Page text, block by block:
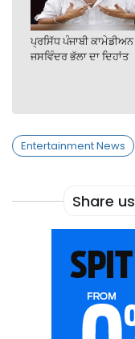
ਪ੍ਰਸਿੱਧ ਪੰਜਾਬੀ ਕਾਮੇਡੀਅਨ
ਜਸਵਿੰਦਰ ਭੱਲਾ ਦਾ ਦਿਹਾਂਤ
Entertainment News
Share us